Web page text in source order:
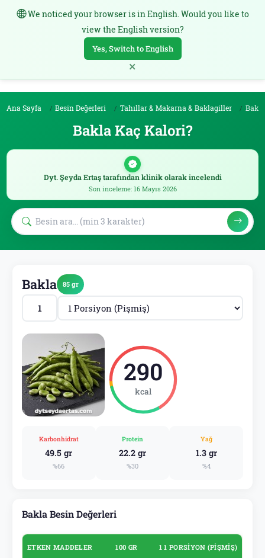
We noticed your browser is in English. Would you like to
view the English version?
Yes, Switch to English
×
TR
Ana Sayfa Besin Değerleri Tahıllar & Makarna & Baklagiller Bakla
Bakla Kaç Kalori?
Dyt. Şeyda Ertaş tarafından klinik olarak incelendi
Son inceleme: 16 Mayıs 2026
Bakla 85 gr
290
kcal
Karbonhidrat
49.5 gr
%66
Protein
22.2 gr
%30
Yağ
1.3 gr
%4
Bakla Besin Değerleri
ETKEN MADDELER 100 GR 1 1 PORSIYON (PIŞMIŞ)